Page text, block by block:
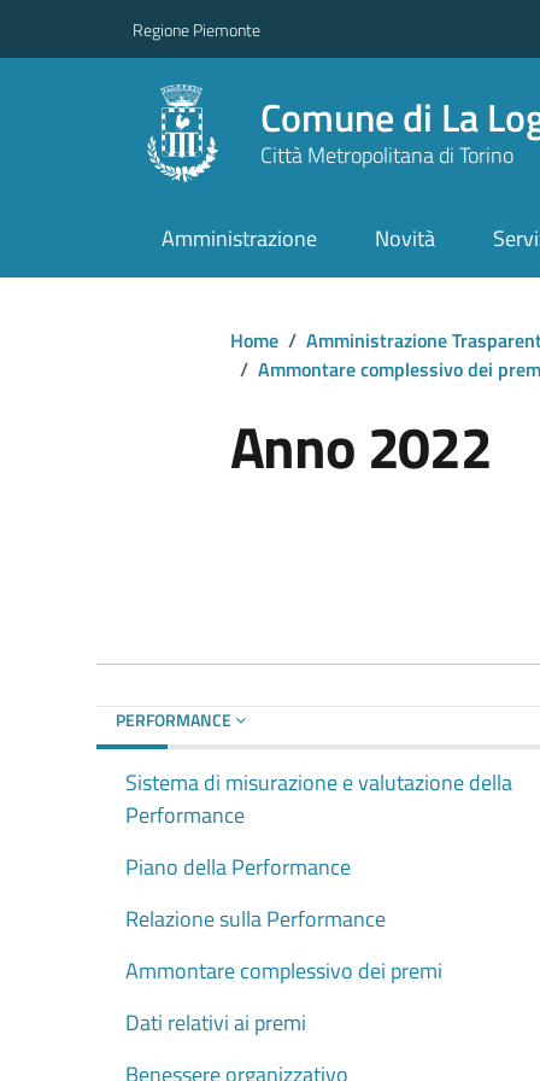
Regione Piemonte
Comune di La
Città Metropolitana di Torino
Amministrazione Novità
Home / Amministrazione
/ Ammontare complessivo dei
Anno 2022
PERFORMANCE
Sistema di misurazione e valutazione della
Performance
Piano della Performance
Relazione sulla Performance
Ammontare complessivo dei premi
Dati relativi ai premi
Benessere organizzativo